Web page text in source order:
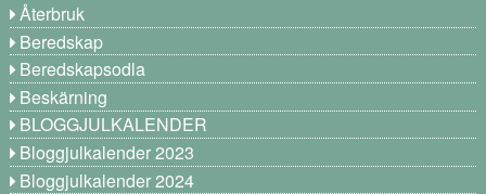
Återbruk
Beredskap
Beredskapsodla
Beskärning
BLOGGJULKALENDER
Bloggjulkalender 2023
Bloggjulkalender 2024